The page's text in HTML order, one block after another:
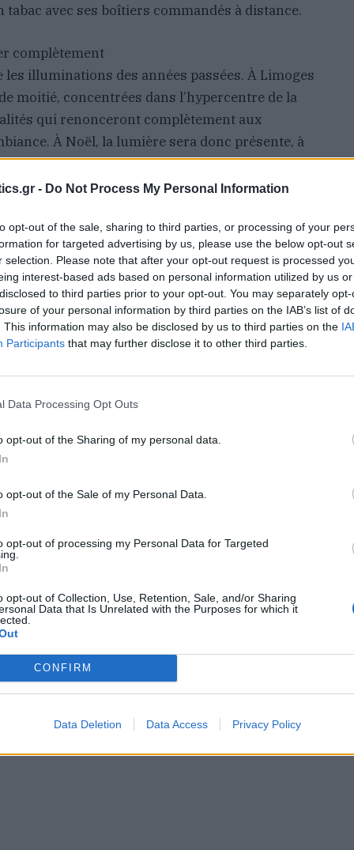
- Do Not Process My Personal Information
opt-out of the sale, sharing to third parties, or processing of your
for targeted advertising by us, please use the below opt-out
selection. Please note that after your opt-out request is processed
interest-based ads based on personal information utilized by us
to third parties prior to your opt-out. You may separately
of your personal information by third parties on the IAB’s list of
This information may also be disclosed by us to third parties on the
Participants that may further disclose it to other third parties.
Data Processing Opt Outs
opt-out of the Sharing of my personal data.
opt-out of the Sale of my Personal Data.
opt-out of processing my Personal Data for Targeted
opt-out of Collection, Use, Retention, Sale, and/or Sharing
Data that Is Unrelated with the Purposes for which it
CONFIRM
Data Deletion Data Access Privacy Policy
avec ses boîtiers commandés à distance.
complètement
les illuminations des années passées. À Limoges
moitié, concentrées dans l’hypercentre de la
qui renonceront complètement aux
À Noël, la lumière sera donc présente, à
ne craque avant. / france info
στον Prime για
σχέδιο» (ηχητικό)
πρέπει να επιβληθεί στα
“Αφήνεις να
έργα σου και αφήνεις τα
– Αρμονική η
της ΔΕΥΑΡ με ΠΝΑι επί
(ηχητικό)
Activists splatter ‘Mona Lisa’
Paris